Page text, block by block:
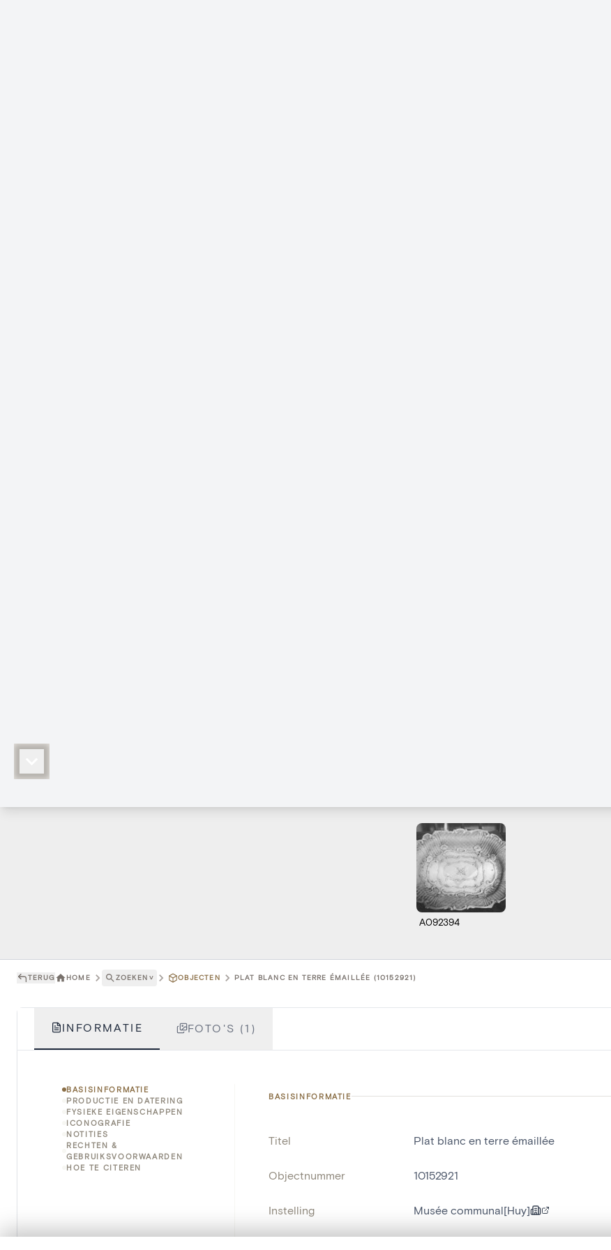
A092394
TERUG HOME ZOEKEN ˅ OBJECTEN PLAT BLANC EN TERRE ÉMAILLÉE (10152921)
INFORMATIE FOTO'S (1)
BASISINFORMATIE
PRODUCTIE EN DATERING
FYSIEKE EIGENSCHAPPEN
ICONOGRAFIE
NOTITIES
RECHTEN &
GEBRUIKSVOORWAARDEN
HOE TE CITEREN
BASISINFORMATIE
Titel Plat blanc en terre émaillée
Objectnummer 10152921
Instelling Musée communal[Huy]